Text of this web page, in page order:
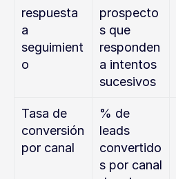
respuesta
a
seguimient
o
prospecto
s que
responden
a intentos
sucesivos
Tasa de
conversión
por canal
% de
leads
convertido
s por canal